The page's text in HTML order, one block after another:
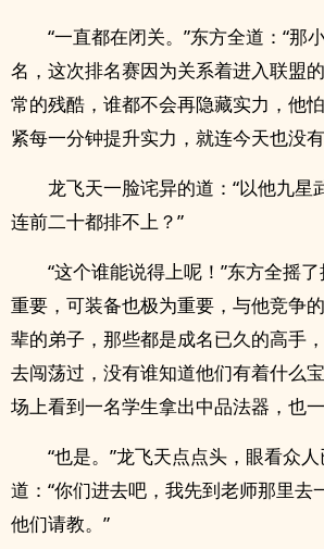
“一直都在闭关。”东方全道：“那
名，这次排名赛因为关系着进入联盟
常的残酷，谁都不会再隐藏实力，他
紧每一分钟提升实力，就连今天也没
龙飞天一脸诧异的道：“以他九星
连前二十都排不上？”
“这个谁能说得上呢！”东方全摇
重要，可装备也极为重要，与他竞争
辈的弟子，那些都是成名已久的高手
去闯荡过，没有谁知道他们有着什么
场上看到一名学生拿出中品法器，也
“也是。”龙飞天点点头，眼看众
道：“你们进去吧，我先到老师那里去
他们请教。”